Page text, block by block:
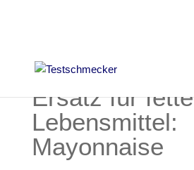
Ersatz für fette
Lebensmittel:
Mayonnaise